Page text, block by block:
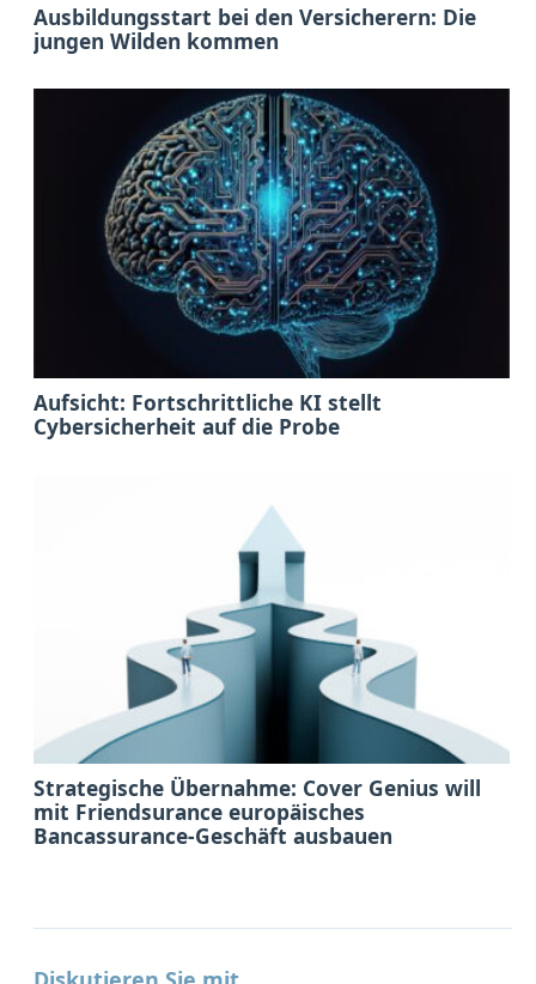
Ausbildungsstart bei den Versicherern: Die
jungen Wilden kommen
Aufsicht: Fortschrittliche KI stellt
Cybersicherheit auf die Probe
Strategische Übernahme: Cover Genius will
mit Friendsurance europäisches
Bancassurance-Geschäft ausbauen